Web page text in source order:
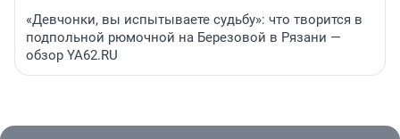
«Девчонки, вы испытываете судьбу»: что творится в
подпольной рюмочной на Березовой в Рязани —
обзор YA62.RU